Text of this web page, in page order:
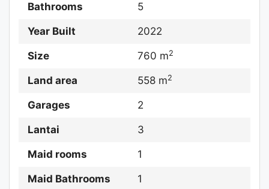
Bathrooms 5
Year Built 2022
Size 760 m2
Land area 558 m2
Garages 2
Lantai 3
Maid rooms 1
Maid Bathrooms 1